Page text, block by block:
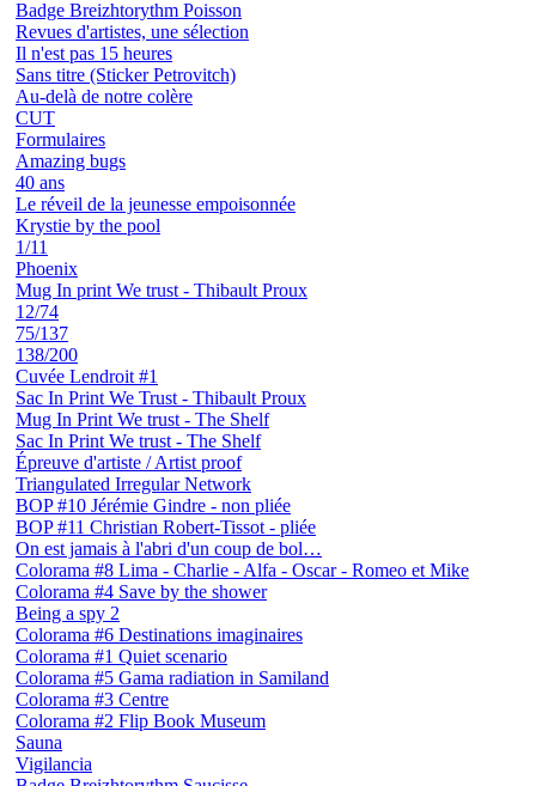
Badge Breizhtorythm Poisson
Revues d'artistes, une sélection
Il n'est pas 15 heures
Sans titre (Sticker Petrovitch)
Au-delà de notre colère
CUT
Formulaires
Amazing bugs
40 ans
Le réveil de la jeunesse empoisonnée
Krystie by the pool
1/11
Phoenix
Mug In print We trust - Thibault Proux
12/74
75/137
138/200
Cuvée Lendroit #1
Sac In Print We Trust - Thibault Proux
Mug In Print We trust - The Shelf
Sac In Print We trust - The Shelf
Épreuve d'artiste / Artist proof
Triangulated Irregular Network
BOP #10 Jérémie Gindre - non pliée
BOP #11 Christian Robert-Tissot - pliée
On est jamais à l'abri d'un coup de bol…
Colorama #8 Lima - Charlie - Alfa - Oscar - Romeo et Mike
Colorama #4 Save by the shower
Being a spy 2
Colorama #6 Destinations imaginaires
Colorama #1 Quiet scenario
Colorama #5 Gama radiation in Samiland
Colorama #3 Centre
Colorama #2 Flip Book Museum
Sauna
Vigilancia